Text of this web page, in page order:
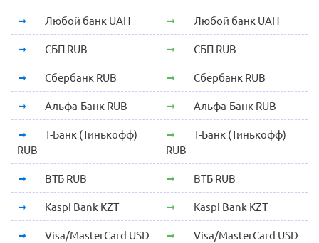
Любой банк UAH Любой банк UAH
СБП RUB СБП RUB
Сбербанк RUB Сбербанк RUB
Альфа-Банк RUB Альфа-Банк RUB
Т-Банк (Тинькофф)
RUB
Т-Банк (Тинькофф)
RUB
ВТБ RUB ВТБ RUB
Kaspi Bank KZT Kaspi Bank KZT
Visa/MasterCard USD Visa/MasterCard USD